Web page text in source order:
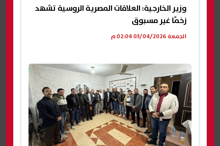
وزير الخارجية: العلاقات المصرية الروسية تشهد
زخمًا غير مسبوق
الجمعة 03/04/2026 02:04 م